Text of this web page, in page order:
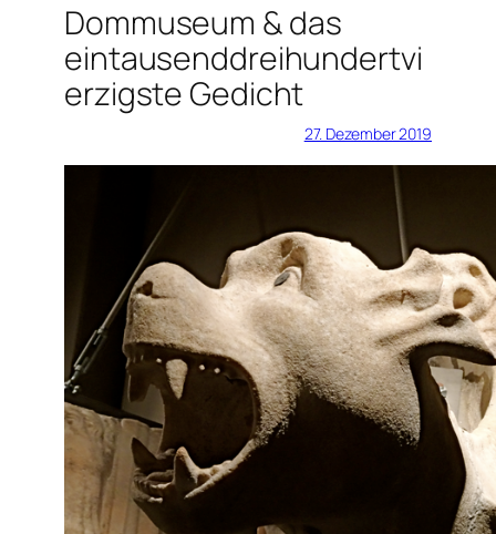
Dommuseum & das
eintausenddreihundertvi
erzigste Gedicht
27. Dezember 2019